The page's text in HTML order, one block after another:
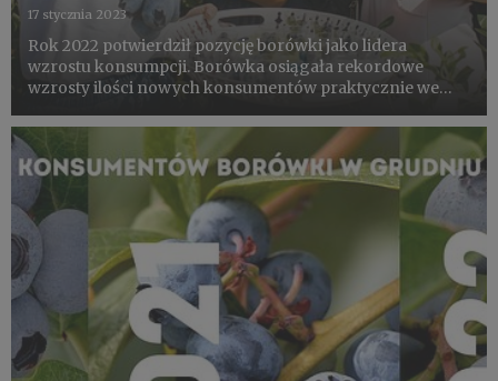
17 stycznia 2023
Rok 2022 potwierdził pozycję borówki jako lidera
wzrostu konsumpcji. Borówka osiągała rekordowe
wzrosty ilości nowych konsumentów praktycznie we
najpopularniejszych gatunków owoców i warzyw
prowadzone są od lutego 2020...